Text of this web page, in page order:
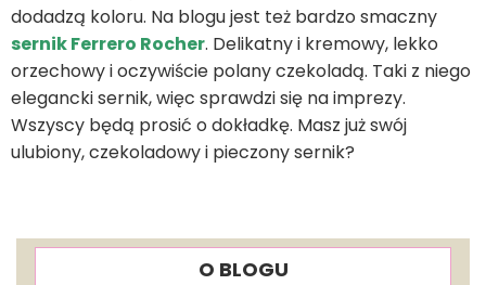
dodadzą koloru. Na blogu jest też bardzo smaczny
sernik Ferrero Rocher. Delikatny i kremowy, lekko
orzechowy i oczywiście polany czekoladą. Taki z niego
elegancki sernik, więc sprawdzi się na imprezy.
Wszyscy będą prosić o dokładkę. Masz już swój
ulubiony, czekoladowy i pieczony sernik?
O BLOGU